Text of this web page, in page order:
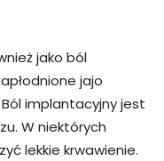
jako ból
jajo
implantacyjny jest
W niektórych
lekkie krwawienie.